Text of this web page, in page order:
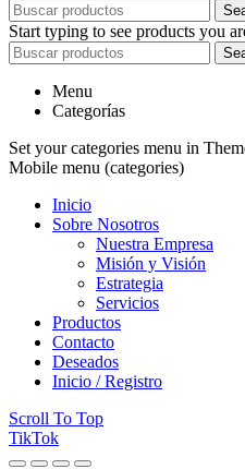
Start typing to see products you
Menu
Categorías
Set your categories menu in
Mobile menu (categories)
Inicio
Sobre Nosotros
Nuestra Empresa
Misión y Visión
Estrategia
Servicios
Productos
Contacto
Deseados
Inicio / Registro
Scroll To Top
TikTok